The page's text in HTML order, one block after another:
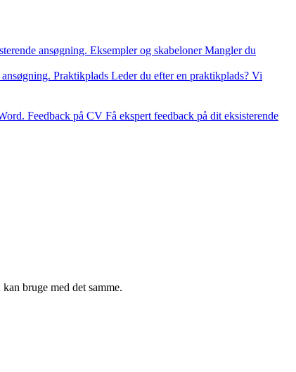
ansøgning. Eksempler og skabeloner Mangler du
Praktikplads Leder du efter en praktikplads? Vi
Feedback på CV Få ekspert feedback på dit eksisterende
bruge med det samme.